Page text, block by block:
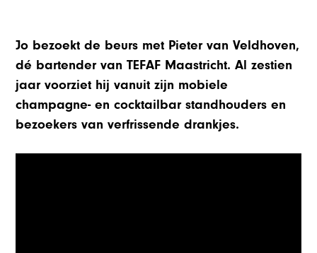
Jo bezoekt de beurs met Pieter van Veldhoven,
dé bartender van TEFAF Maastricht. Al zestien
jaar voorziet hij vanuit zijn mobiele
champagne- en cocktailbar standhouders en
bezoekers van verfrissende drankjes.